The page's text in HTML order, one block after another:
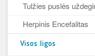
Tulžies puslės
Herpinis Encefalitas
Visos ligos